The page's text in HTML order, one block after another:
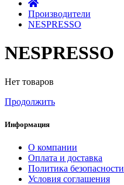
Производители
NESPRESSO
NESPRESSO
Нет товаров
Продолжить
Информация
О компании
Оплата и доставка
Политика безопасности
Условия соглашения